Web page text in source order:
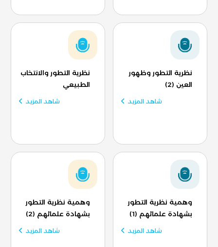
نظرية التطور وظهور
العين (2)
شاهد المزيد
نظرية التطور والانتخاب
الطبيعي
شاهد المزيد
وهمية نظرية التطور
بشهادة علمائهم (1)
شاهد المزيد
وهمية نظرية التطور
بشهادة علمائهم (2)
شاهد المزيد